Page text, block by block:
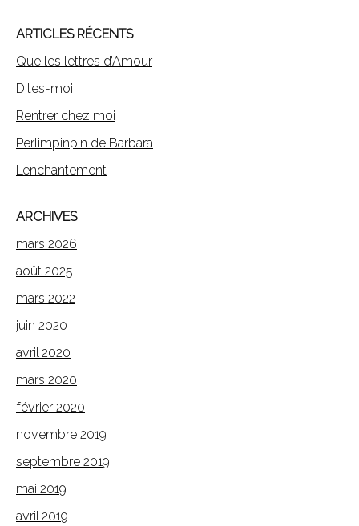
ARTICLES RÉCENTS
Que les lettres d’Amour
Dites-moi
Rentrer chez moi
Perlimpinpin de Barbara
L’enchantement
ARCHIVES
mars 2026
août 2025
mars 2022
juin 2020
avril 2020
mars 2020
février 2020
novembre 2019
septembre 2019
mai 2019
avril 2019